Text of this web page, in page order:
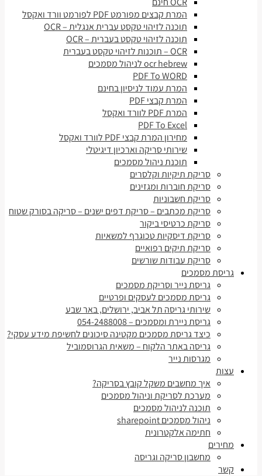
המרת קבצים מפורמט PDF לפורמט וורד ואקסל
תוכנה לזיהוי טקסט עברית אנגלית – OCR
תוכנה לזיהוי טקסט בעברית – OCR
OCR – תוכנות לזיהוי טקסט בעברית
ocr hebrew לניהול מסמכים
PDF To WORD
המרת עמוד לניסיון בחינם
המרת קבצי PDF
המרת PDF לוורד ואקסל
PDF To Excel
מחירון המרת קבצי PDF לוורד ואקסל
שירותי סריקה וארכיון דיגיטלי
תוכנת ניהול מסמכים
סריקת תיקיות וקלסרים
סריקת חוברות ומגזינים
סריקת חשבוניות
סריקת מכתבים – סריקת דפים ישנים – סריקה בסורק שטוח
סריקת כרטיסי ביקור
סריקת דיסקיות טכוגרף למשאיות
סריקת תיקים רפואיים
סריקת עבודות שורשים
גריסת מסמכים
גריסת נייר וסריקת מסמכים
גריסת מסמכים לעסקים ופרטיים
שירותי גריסה תל אביב, ירושלים, באר שבע
גריסת ניירת ומסמכים – 054-2488008
כיצד גריסת מסמכים מקטינה סיכונים לחשיפת מידע עסקי?
גריסה באתר הלקוח – משאית הגרוסמוביל
מגרסות נייר
עצות
איך מחשבים משקל קובץ בסריקה?
מערכת לסריקת וניהול מסמכים
תוכנה לניהול מסמכים
ניהול מסמכים sharepoint
חתימה אלקטרונית
מחירים
מחשבון סריקה וגריסה
קשר